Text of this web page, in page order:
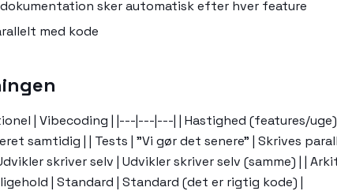
sker automatisk efter hver feature
med kode
| Vibecoding | |---|---|---| | Hastighed (features/
samtidig | | Tests | "Vi gør det senere" | Skrives
skriver selv | Udvikler skriver selv (samme) | |
| Standard | Standard (det er rigtig kode) |